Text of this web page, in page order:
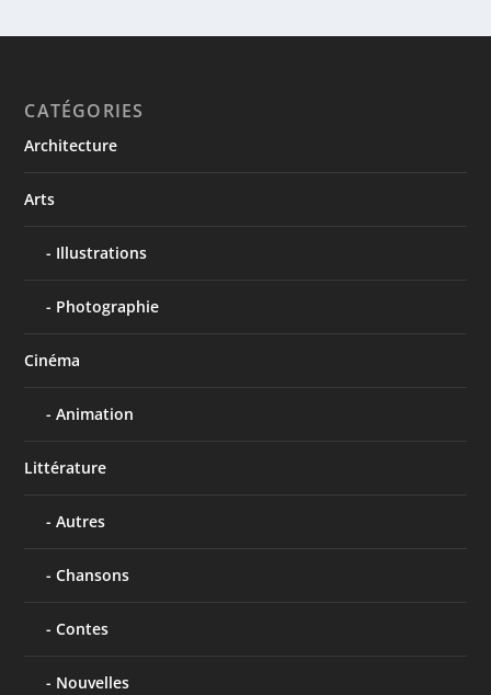
CATÉGORIES
Architecture
Arts
Illustrations
Photographie
Cinéma
Animation
Littérature
Autres
Chansons
Contes
Nouvelles